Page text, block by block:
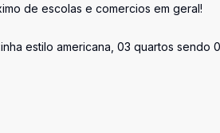
de escolas e comercios em geral!
estilo americana, 03 quartos